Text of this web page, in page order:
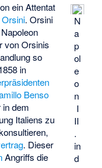
N
a
p
ol
e
o
n
I
II
.
in
d
ein Attentat
. Orsini
von Orsinis
so
in
Benso
in dem
Italiens zu
. Dieser
Angriffs die